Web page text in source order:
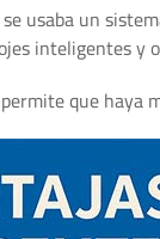
usaba un
inteligentes y
que haya